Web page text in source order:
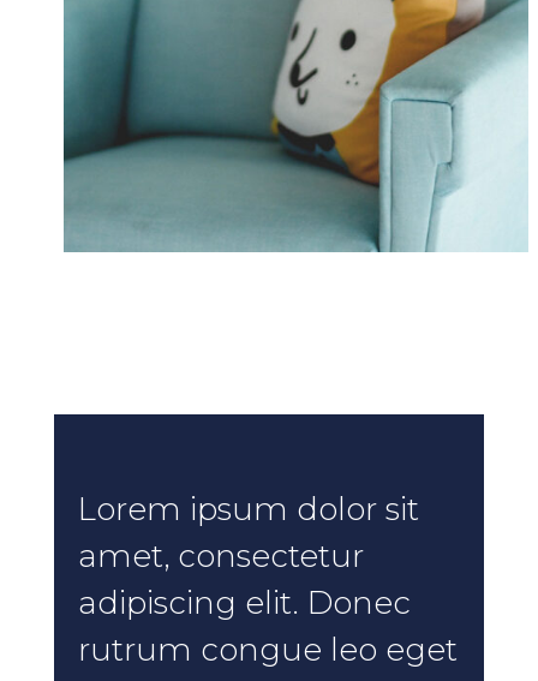
Lorem ipsum dolor sit
amet, consectetur
adipiscing elit. Donec
rutrum congue leo eget